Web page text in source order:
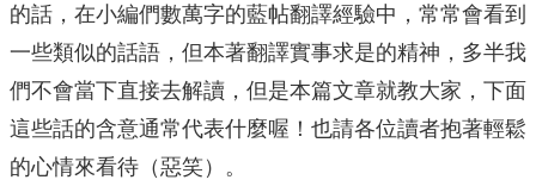
的話，在小編們數萬字的藍帖翻譯經驗中，常常會看到
一些類似的話語，但本著翻譯實事求是的精神，多半我
們不會當下直接去解讀，但是本篇文章就教大家，下面
這些話的含意通常代表什麼喔！也請各位讀者抱著輕鬆
的心情來看待（惡笑）。